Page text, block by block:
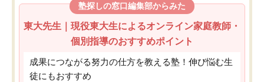
塾探しの窓口編集部からみた
東大先生｜現役東大生によるオンライン家庭教師・
個別指導のおすすめポイント
成果につながる努力の仕方を教える塾！伸び悩む生
徒にもおすすめ